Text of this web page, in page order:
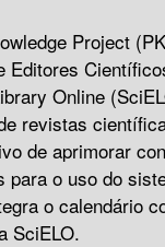
Project
Editores
Online
revistas
de aprimorar
para o uso do
o calendário
SciELO.